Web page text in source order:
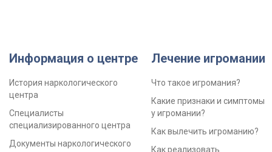
Информация о центре
История наркологического
центра
Специалисты
специализированного центра
Документы наркологического
Лечение игромании
Что такое игромания?
Какие признаки и симптомы
у игромании?
Как вылечить игроманию?
Как реализовать